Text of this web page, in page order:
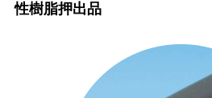
性樹脂押出品